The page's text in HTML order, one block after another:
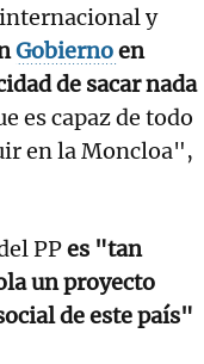
y
Gobiernoen
de sacar nada
es capaz de todo
en la Moncloa",
PPes "tan
un proyecto
de este país"